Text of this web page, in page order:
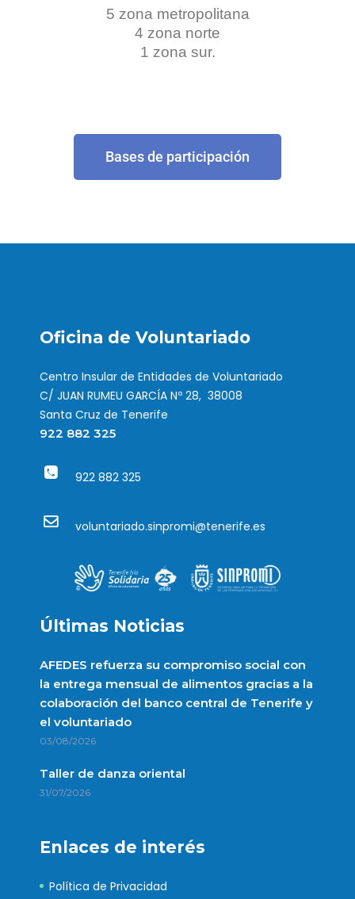
5 zona metropolitana
4 zona norte
1 zona sur.
Bases de participación
Oficina de Voluntariado
Centro Insular de Entidades de Voluntariado
C/ JUAN RUMEU GARCÍA Nº 28, 38008
Santa Cruz de Tenerife
922 882 325
922 882 325
voluntariado.sinpromi@tenerife.es
Últimas Noticias
AFEDES refuerza su compromiso social con
la entrega mensual de alimentos gracias a la
colaboración del banco central de Tenerife y
el voluntariado
03/08/2026
Taller de danza oriental
31/07/2026
Enlaces de interés
Política de Privacidad